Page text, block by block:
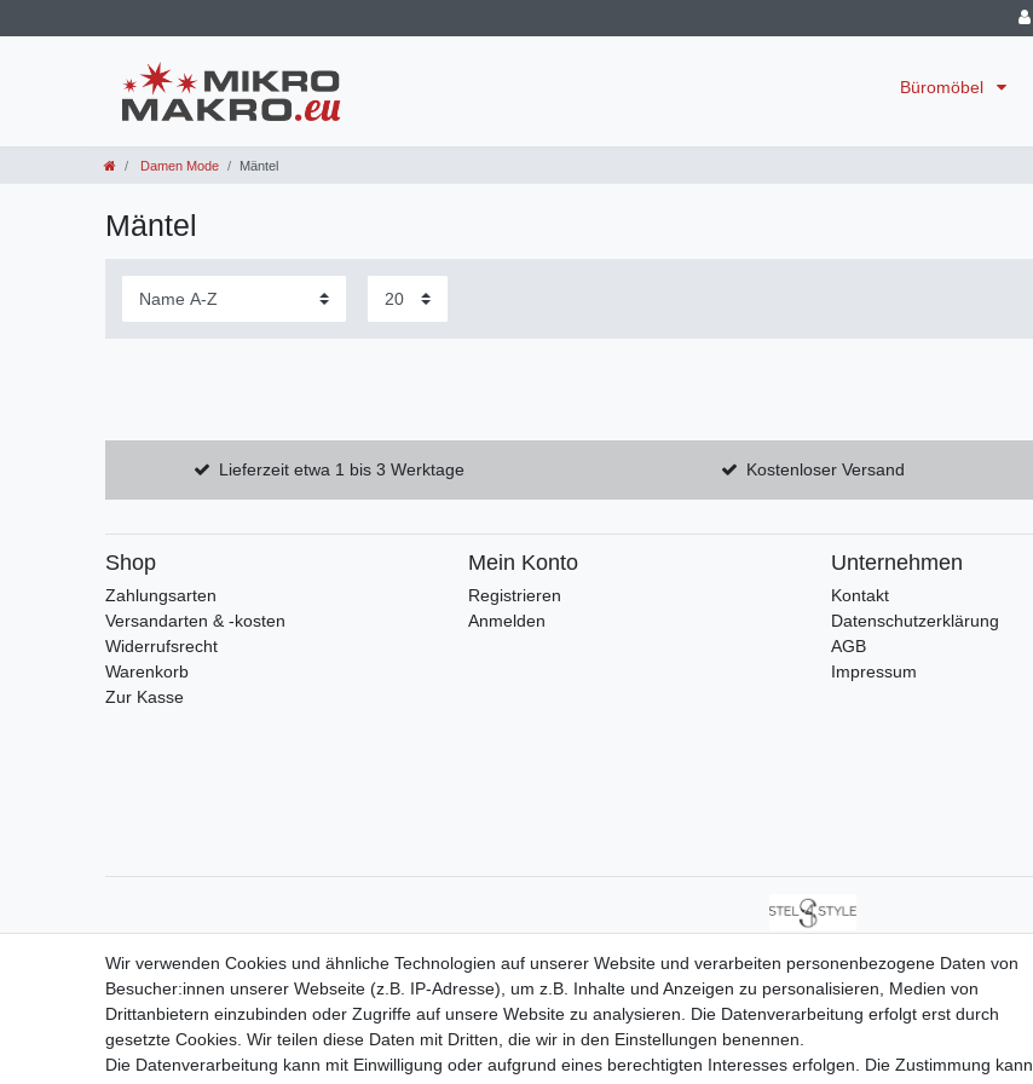
Büromöbel
Damen Mode Mäntel
Mäntel
Lieferzeit etwa 1 bis 3 Werktage Kostenloser Versand
Shop
Zahlungsarten
Versandarten & -kosten
Widerrufsrecht
Warenkorb
Zur Kasse
Mein Konto
Registrieren
Anmelden
Unternehmen
Kontakt
Datenschutzerklärung
AGB
Impressum
Wir verwenden Cookies und ähnliche Technologien auf unserer Website und verarbeiten personenbezogene Daten von
Besucher:innen unserer Webseite (z.B. IP-Adresse), um z.B. Inhalte und Anzeigen zu personalisieren, Medien von
Drittanbietern einzubinden oder Zugriffe auf unsere Website zu analysieren. Die Datenverarbeitung erfolgt erst durch
gesetzte Cookies. Wir teilen diese Daten mit Dritten, die wir in den Einstellungen benennen.
Die Datenverarbeitung kann mit Einwilligung oder aufgrund eines berechtigten Interesses erfolgen. Die Zustimmung kann